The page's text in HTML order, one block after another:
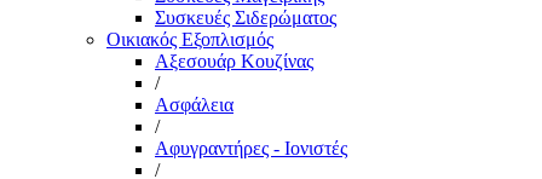
Συσκευές Σιδερώματος
Οικιακός Εξοπλισμός
Αξεσουάρ Κουζίνας
/
Ασφάλεια
/
Αφυγραντήρες - Ιονιστές
/